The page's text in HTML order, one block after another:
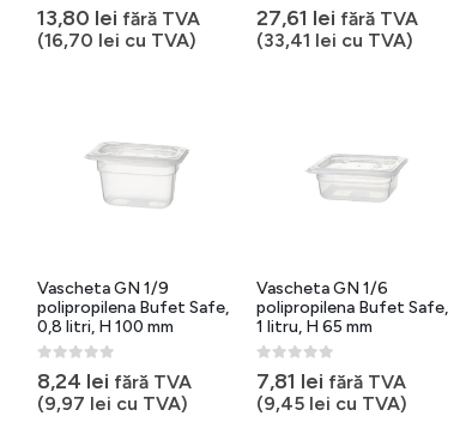
0 out of 5
13,80 lei fără TVA
(16,70 lei cu TVA)
0out of 5
27,61 lei fără TVA
(33,41 lei cu TVA)
Vascheta GN 1/9
polipropilena Bufet Safe,
0,8 litri, H 100 mm
0out of 5
8,24 lei fără TVA
(9,97 lei cu TVA)
Vascheta GN 1/6
polipropilena Bufet Safe,
1 litru, H 65 mm
0out of 5
7,81 lei fără TVA
(9,45 lei cu TVA)